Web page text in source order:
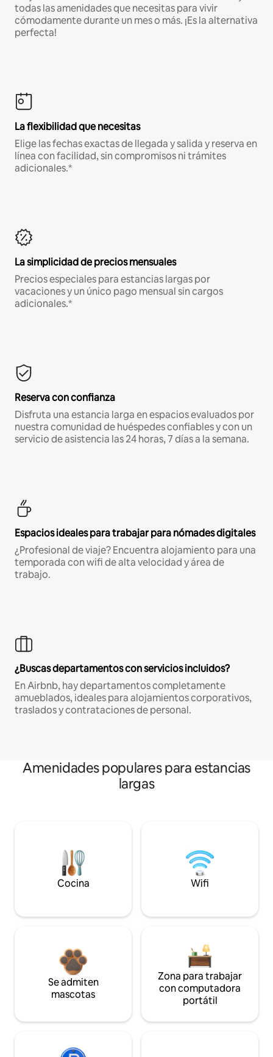
todas las amenidades que necesitas para vivir
cómodamente durante un mes o más. ¡Es la alternativa
perfecta!
La flexibilidad que necesitas
Elige las fechas exactas de llegada y salida y reserva en
línea con facilidad, sin compromisos ni trámites
adicionales.*
La simplicidad de precios mensuales
Precios especiales para estancias largas por
vacaciones y un único pago mensual sin cargos
adicionales.*
Reserva con confianza
Disfruta una estancia larga en espacios evaluados por
nuestra comunidad de huéspedes confiables y con un
servicio de asistencia las 24 horas, 7 días a la semana.
Espacios ideales para trabajar para nómades digitales
¿Profesional de viaje? Encuentra alojamiento para una
temporada con wifi de alta velocidad y área de
trabajo.
¿Buscas departamentos con servicios incluidos?
En Airbnb, hay departamentos completamente
amueblados, ideales para alojamientos corporativos,
traslados y contrataciones de personal.
Amenidades populares para estancias
largas
Cocina Wifi
Se admiten
mascotas
Zona para trabajar
con computadora
portátil